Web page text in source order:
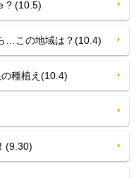
? (10.5)
この地域は？(10.4)
種植え(10.4)
(9.30)